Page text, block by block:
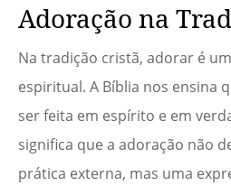
Adoração na
Na tradição cristã, adorar é
espiritual. A Bíblia nos ensina
ser feita em espírito e em
significa que a adoração não
prática externa, mas uma